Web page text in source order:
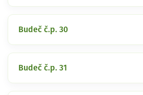
Budeč č.p. 30
Budeč č.p. 31